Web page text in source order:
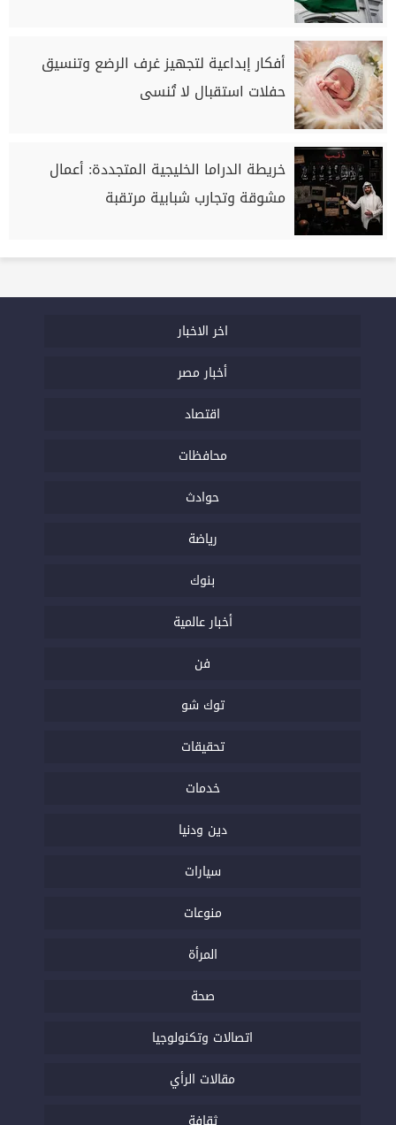
أفكار إبداعية لتجهيز غرف الرضع وتنسيق
حفلات استقبال لا تُنسى
خريطة الدراما الخليجية المتجددة: أعمال
مشوقة وتجارب شبابية مرتقبة
اخر الاخبار
أخبار مصر
اقتصاد
محافظات
حوادث
رياضة
بنوك
أخبار عالمية
فن
توك شو
تحقيقات
خدمات
دين ودنيا
سيارات
منوعات
المرأة
صحة
اتصالات وتكنولوجيا
مقالات الرأي